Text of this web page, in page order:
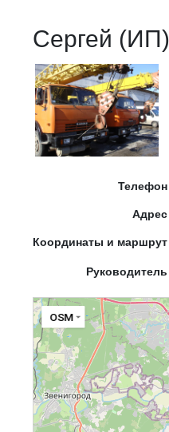
Сергей (ИП)
Телефон
Адрес
Координаты и маршрут
Руководитель
OSM